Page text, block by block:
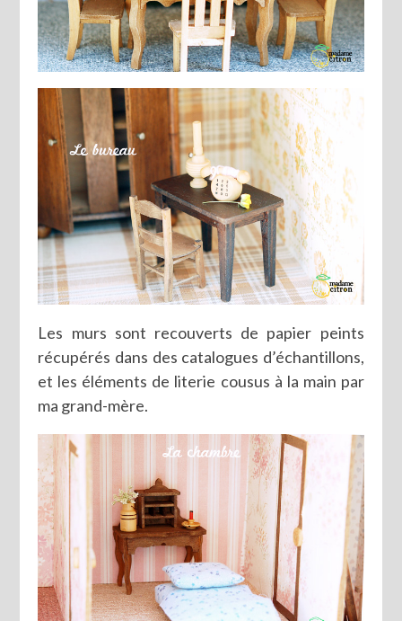
Les murs sont recouverts de papier peints
récupérés dans des catalogues d’échantillons,
et les éléments de literie cousus à la main par
ma grand-mère.